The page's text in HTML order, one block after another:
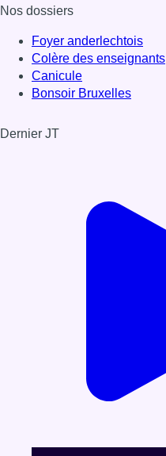
Nos dossiers
Foyer anderlechtois
Colère des enseignants
Canicule
Bonsoir Bruxelles
Dernier JT